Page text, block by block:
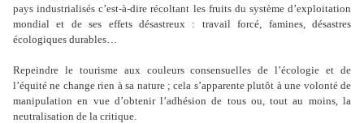
pays industrialisés c’est-à-dire récoltant les fruits du système d’exploitation
mondial et de ses effets désastreux : travail forcé, famines, désastres
écologiques durables…
Repeindre le tourisme aux couleurs consensuelles de l’écologie et de
l’équité ne change rien à sa nature ; cela s’apparente plutôt à une volonté de
manipulation en vue d’obtenir l’adhésion de tous ou, tout au moins, la
neutralisation de la critique.